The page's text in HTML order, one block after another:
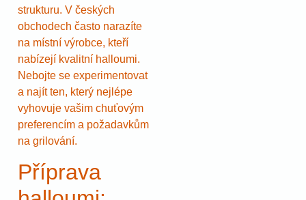
strukturu. V českých
obchodech často narazíte
na místní výrobce, kteří
nabízejí kvalitní halloumi.
Nebojte se experimentovat
a najít ten, který nejlépe
vyhovuje vašim chuťovým
preferencím a požadavkům
na grilování.
Příprava